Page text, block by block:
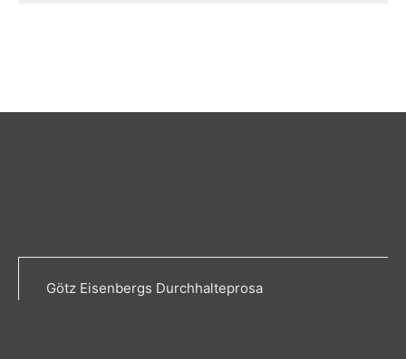
Götz Eisenbergs Durchhalteprosa